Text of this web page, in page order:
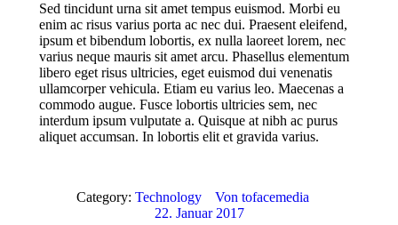
Sed tincidunt urna sit amet tempus euismod. Morbi eu
enim ac risus varius porta ac nec dui. Praesent eleifend,
ipsum et bibendum lobortis, ex nulla laoreet lorem, nec
varius neque mauris sit amet arcu. Phasellus elementum
libero eget risus ultricies, eget euismod dui venenatis
ullamcorper vehicula. Etiam eu varius leo. Maecenas a
commodo augue. Fusce lobortis ultricies sem, nec
interdum ipsum vulputate a. Quisque at nibh ac purus
aliquet accumsan. In lobortis elit et gravida varius.
Category: Technology Von tofacemedia
22. Januar 2017